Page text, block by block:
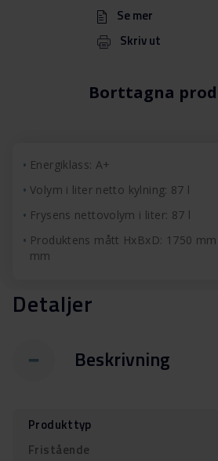
Borttagna
Se mer
Skriv ut
Energiklass: A+
Volym i liter netto kylning: 87 l
Frysens nettovolym i liter: 87 l
Produktens mått HxBxD: 1750
mm
Detaljer
Beskrivning
Produkttyp
Fristående